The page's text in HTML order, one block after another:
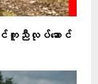
င်ကူညီလုပ်ဆောင်